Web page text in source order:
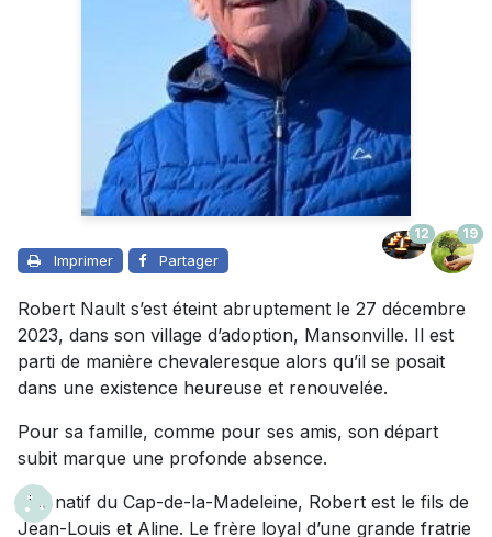
Imprimer Partager
12 19
Robert Nault s’est éteint abruptement le 27 décembre
2023, dans son village d’adoption, Mansonville. Il est
parti de manière chevaleresque alors qu’il se posait
dans une existence heureuse et renouvelée.
Pour sa famille, comme pour ses amis, son départ
subit marque une profonde absence.
Fier natif du Cap-de-la-Madeleine, Robert est le fils de
Jean-Louis et Aline. Le frère loyal d’une grande fratrie